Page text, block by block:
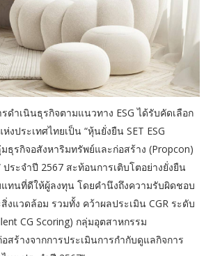
ดำเนินธุรกิจตามแนวทาง ESG ได้รับคัดเลือก
ประเทศไทยเป็น “หุ้นยั่งยืน SET ESG
มธุรกิจอสังหาริมทรัพย์และก่อสร้าง (Propcon)
ประจำปี 2567 สะท้อนการเติบโตอย่างยั่งยืน
ทนที่ดีให้ผู้ลงทุน โดยคำนึงถึงความรับผิดชอบ
งแวดล้อม รวมทั้ง คว้าผลประเมิน CGR ระดับ
CG Scoring) กลุ่มอุตสาหกรรม
สร้างจากการประเมินการกำกับดูแลกิจการ